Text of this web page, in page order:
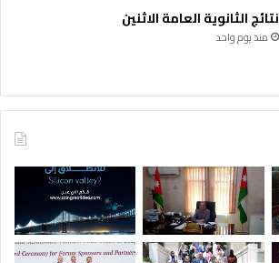
نتائج الثانوية العامة الاثنين
منذ يوم واحد